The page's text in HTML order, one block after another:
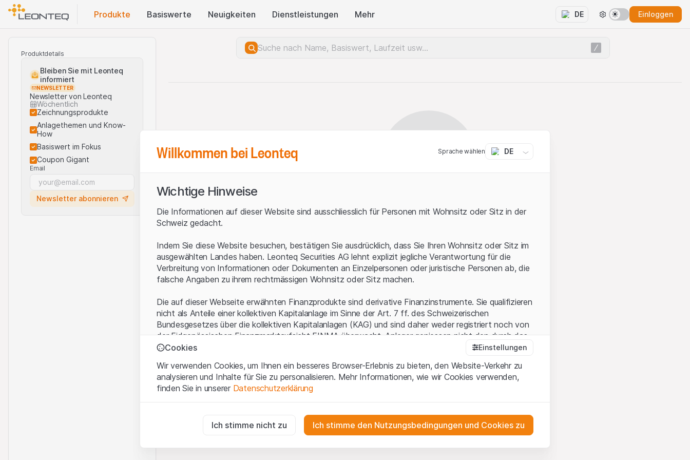
Produkte Basis​werte Neuigkeiten Dienstleistungen Mehr DE Einloggen
Produktdetails
Bleiben Sie mit Leonteq
informiert
NEWSLETTER
Newsletter von Leonteq
Wöchentlich
Zeichnungsprodukte
Anlagethemen und Know-
How
Basiswert im Fokus
Coupon Gigant
Email
Newsletter abonnieren
Willkommen bei Leonteq Sprache wählen DE
Wichtige Hinweise
Die Informationen auf dieser Website sind ausschliesslich für Personen mit Wohnsitz oder Sitz in der
Schweiz gedacht.
Indem Sie diese Website besuchen, bestätigen Sie ausdrücklich, dass Sie Ihren Wohnsitz oder Sitz im
ausgewählten Landes haben. Leonteq Securities AG lehnt explizit jegliche Verantwortung für die
Verbreitung von Informationen oder Dokumenten an Einzelpersonen oder juristische Personen ab, die
falsche Angaben zu ihrem rechtmässigen Wohnsitz oder Sitz machen.
Die auf dieser Webseite erwähnten Finanzprodukte sind derivative Finanzinstrumente. Sie qualifizieren
nicht als Anteile einer kollektiven Kapitalanlage im Sinne der Art. 7 ff. des Schweizerischen
Bundesgesetzes über die kollektiven Kapitalanlagen (KAG) und sind daher weder registriert noch von
der Eidgenössischen Finanzmarktaufsicht FINMA überwacht. Anleger geniessen nicht den durch das
KAG vermittelten spezifischen Anlegerschutz.
Anwendungsbedingungen und rechtliche Informationen
Mit dem Zugriff auf diese Website der Leonteq Securities AG (die "Website") erklären Sie, dass Sie die
rechtlichen Informationen und die wichtigen Hinweise und
Sämtliche Immaterialgüterrechte (wie z.B. Urheber¬, Design¬ und Markenrechte) an dem auf der
Cookies Einstellungen
Wir verwenden Cookies, um Ihnen ein besseres Browser-Erlebnis zu bieten, den Website-Verkehr zu
analysieren und Inhalte für Sie zu personalisieren. Mehr Informationen, wie wir Cookies verwenden,
finden Sie in unserer Datenschutzerklärung
Diese Cookies sind für die Website erforderlich und können nicht deaktiviert werden.
Ich stimme nicht zu Ich stimme den Nutzungsbedingungen und Cookies zu